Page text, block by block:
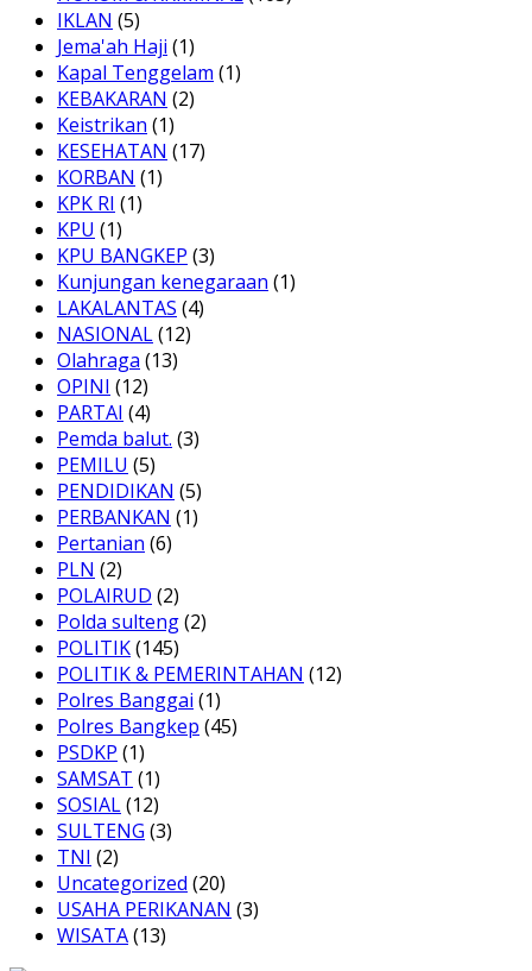
IKLAN (5)
Jema'ah Haji (1)
Kapal Tenggelam (1)
KEBAKARAN (2)
Keistrikan (1)
KESEHATAN (17)
KORBAN (1)
KPK RI (1)
KPU (1)
KPU BANGKEP (3)
Kunjungan kenegaraan (1)
LAKALANTAS (4)
NASIONAL(12)
Olahraga (13)
OPINI (12)
PARTAI (4)
Pemda balut. (3)
PEMILU (5)
PENDIDIKAN (5)
PERBANKAN (1)
Pertanian (6)
PLN (2)
POLAIRUD (2)
Polda sulteng(2)
POLITIK(145)
POLITIK & PEMERINTAHAN (12)
Polres Banggai (1)
Polres Bangkep (45)
PSDKP (1)
SAMSAT (1)
SOSIAL(12)
SULTENG (3)
TNI (2)
Uncategorized (20)
USAHA PERIKANAN (3)
WISATA(13)